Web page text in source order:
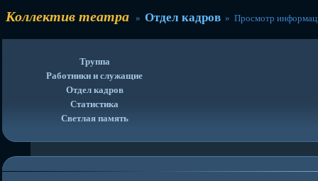
Коллектив театра » Отдел кадров » Просмотр
Труппа
Работники и служащие
Отдел кадров
Статистика
Светлая память